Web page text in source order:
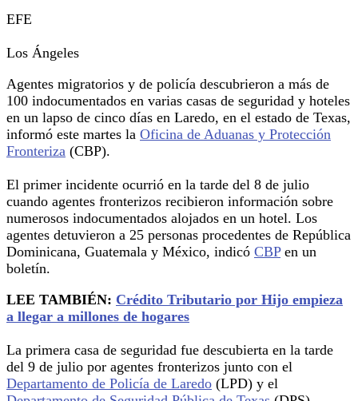
EFE
Los Ángeles
Agentes migratorios y de policía descubrieron a más de
100 indocumentados en varias casas de seguridad y hoteles
en un lapso de cinco días en Laredo, en el estado de Texas,
informó este martes la Oficina de Aduanas y Protección
Fronteriza (CBP).
El primer incidente ocurrió en la tarde del 8 de julio
cuando agentes fronterizos recibieron información sobre
numerosos indocumentados alojados en un hotel. Los
agentes detuvieron a 25 personas procedentes de República
Dominicana, Guatemala y México, indicó CBPen un
boletín.
LEE TAMBIÉN: Crédito Tributario por Hijo empieza
a llegar a millones de hogares
La primera casa de seguridad fue descubierta en la tarde
del 9 de julio por agentes fronterizos junto con el
Departamento de Policía de Laredo (LPD) y el